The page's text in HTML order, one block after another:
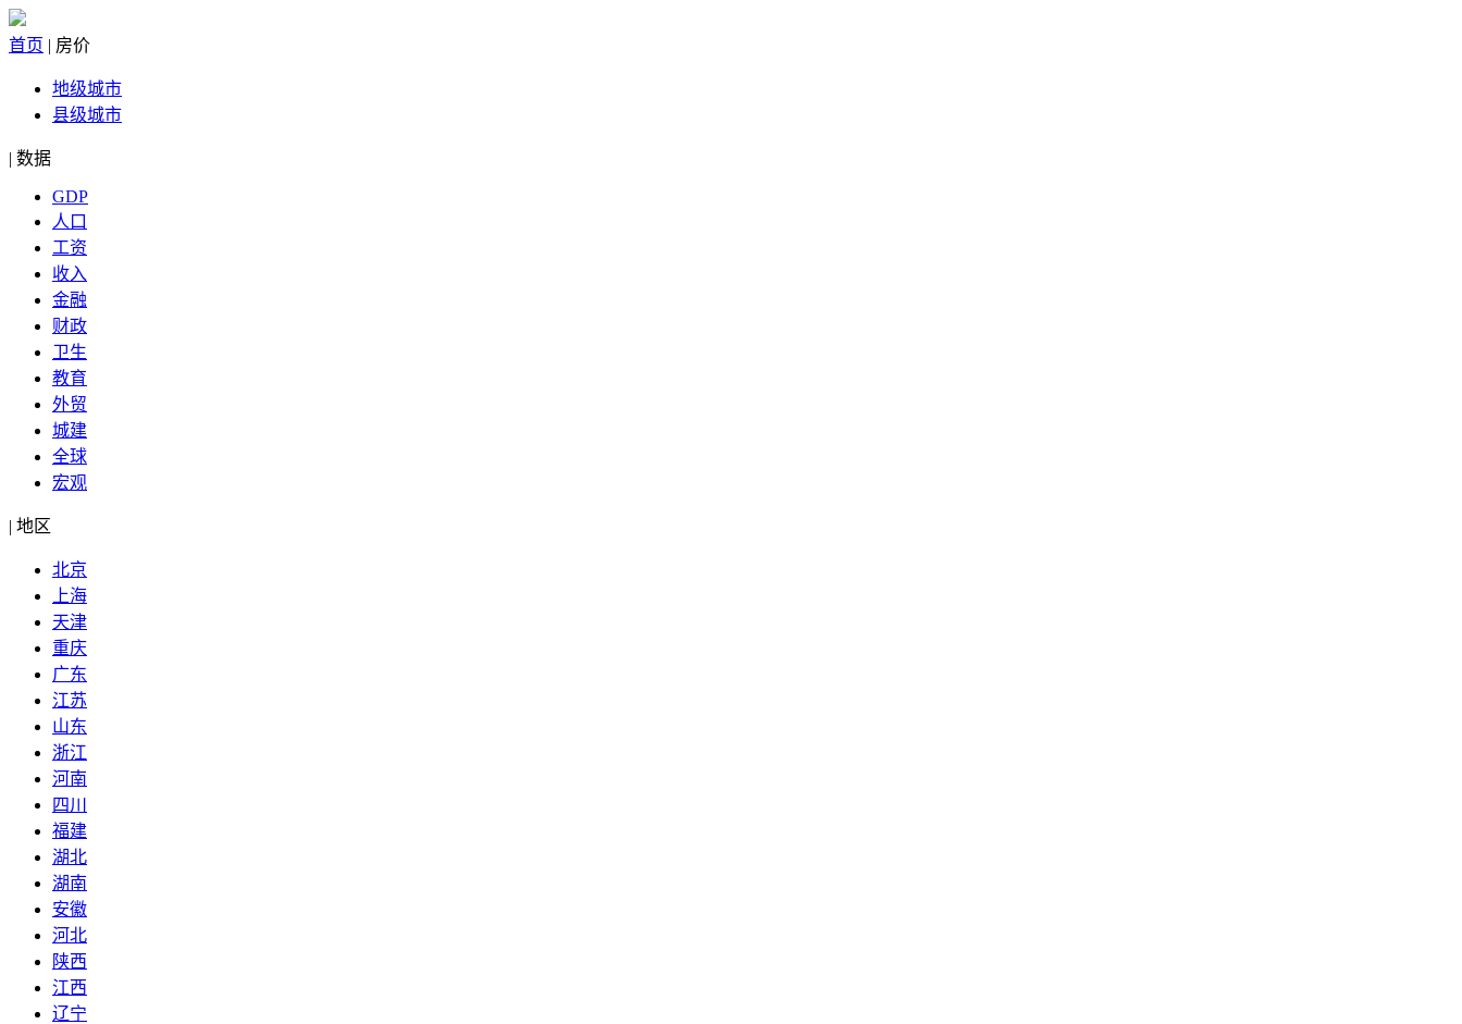
首页 | 房价
地级城市
县级城市
| 数据
GDP
人口
工资
收入
金融
财政
卫生
教育
外贸
城建
全球
宏观
| 地区
北京
上海
天津
重庆
广东
江苏
山东
浙江
河南
四川
福建
湖北
湖南
安徽
河北
陕西
江西
辽宁